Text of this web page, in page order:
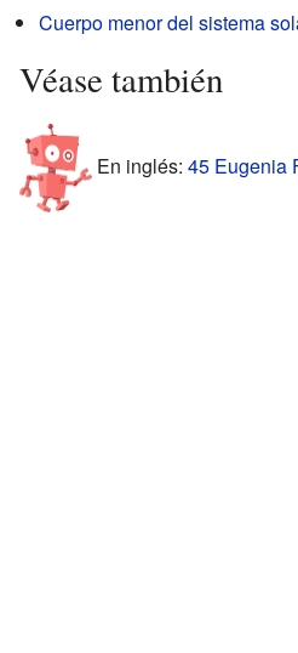
Cuerpo menor del sistema
Véase también
En inglés: 45 Eugenia